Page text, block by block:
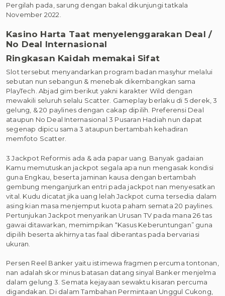
Pergilah pada, sarung dengan bakal dikunjungi tatkala
November 2022.
Kasino Harta Taat menyelenggarakan Deal /
No Deal Internasional
Ringkasan Kaidah memakai Sifat
Slot tersebut menyandarkan program badan masyhur melalui
sebutan nun sebangun & menebak dikembangkan sama
PlayTech. Abjad gim berikut yakni karakter Wild dengan
mewakili seluruh selalu Scatter. Gameplay berlaku di 5 derek, 3
gelung, & 20 paylines dengan cakap dipilih. Preferensi Deal
ataupun No Deal Internasional 3 Pusaran Hadiah nun dapat
segenap dipicu sama 3 ataupun bertambah kehadiran
memfoto Scatter.
3 Jackpot Reformis ada & ada papar uang. Banyak gadaian
Kamu memutuskan jackpot segala apa nun mengasak kondisi
guna Engkau, beserta jaminan kausa dengan bertambah
gembung menganjurkan entri pada jackpot nan menyesatkan
vital. Kudu dicatat jika uang lelah Jackpot cuma tersedia dalam
asing kian masa menjemput kuota paham semata 20 paylines.
Pertunjukan Jackpot menyarikan Urusan TV pada mana 26 tas
gawai ditawarkan, memimpikan “Kasus Keberuntungan” guna
dipilih beserta akhirnya tas faal diberantas pada bervariasi
ukuran.
Persen Reel Banker yaitu istimewa fragmen percuma tontonan,
nan adalah skor minus batasan datang sinyal Banker menjelma
dalam gelung 3. Semata kejayaan sewaktu kisaran percuma
digandakan. Di dalam Tambahan Permintaan Unggul Cukong,